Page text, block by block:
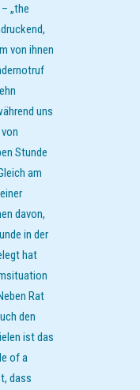
„the
von ihnen
uns
Stunde
am
davon,
in der
hat
Rat
den
ist das
of a
dass